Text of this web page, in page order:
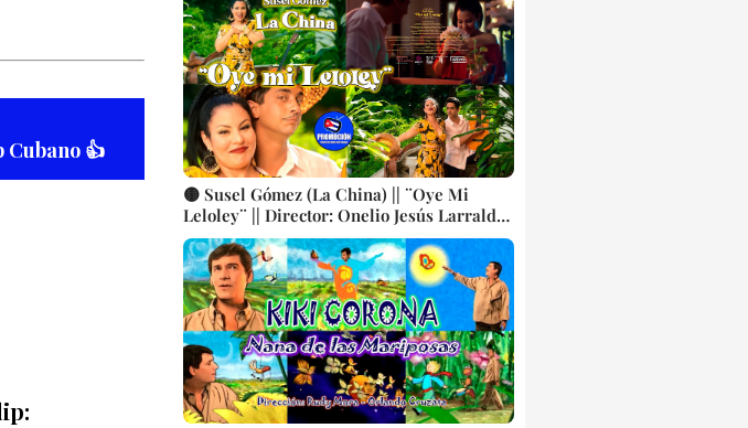
Cubano 👍
🟡 Susel Gómez (La China) || ¨Oye Mi
Leloley¨ || Director: Onelio Jesús Larralde
González || Música popular bailable
cubana || Videoclip || CUBA